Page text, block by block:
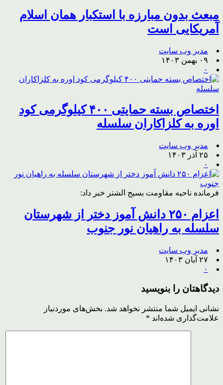
مبعث بدون مبارزه با استکبار همان اسلام
آمریکایی است
مدیر وب سایت
۰۹ بهمن ۱۴۰۳
۰
اختصاص بسته حمایتی ۴۰۰ کیلوگرمی کود
اوره به کلزاکاران سلسله
مدیر وب سایت
۲۵ آذر ۱۴۰۳
۰
فرمانده ناحیه مقاومت بسیج الشتر خبر داد:
اعزام ۲۵۰ دانش آموز دختر از شهرستان
سلسله به راهیان نور جنوب
مدیر وب سایت
۲۷ آبان ۱۴۰۳
۰
دیدگاهتان را بنویسید
نشانی ایمیل شما منتشر نخواهد شد. بخش‌های موردنیاز
علامت‌گذاری شده‌اند *